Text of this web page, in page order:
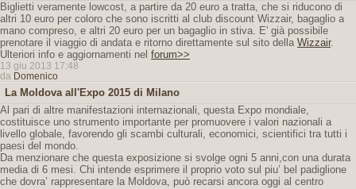
Biglietti veramente lowcost, a partire da 20 euro a tratta, che si riducono di
altri 10 euro per coloro che sono iscritti al club discount Wizzair, bagaglio a
mano compreso, e altri 20 euro per un bagaglio in stiva. E' già possibile
prenotare il viaggio di andata e ritorno direttamente sul sito della Wizzair.
Ulteriori info e aggiornamenti nel forum>>
13 giu 2013 17:48
da Domenico
La Moldova all'Expo 2015 di Milano
Al pari di altre manifestazioni internazionali, questa Expo mondiale,
costituisce uno strumento importante per promuovere i valori nazionali a
livello globale, favorendo gli scambi culturali, economici, scientifici tra tutti i
paesi del mondo.
Da menzionare che questa exposizione si svolge ogni 5 anni,con una durata
media di 6 mesi. Chi intende esprimere il proprio voto sul piu’ bel padiglione
che dovra’ rappresentare la Moldova, può recarsi ancora oggi al centro